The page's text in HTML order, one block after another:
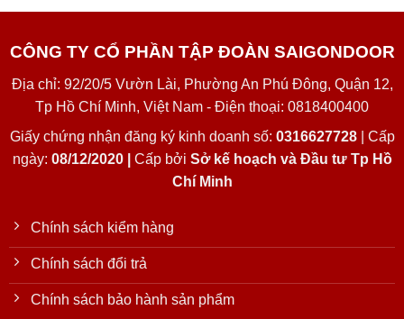
CÔNG TY CỔ PHẦN TẬP ĐOÀN SAIGONDOOR
Địa chỉ: 92/20/5 Vườn Lài, Phường An Phú Đông, Quận 12,
Tp Hồ Chí Minh, Việt Nam - Điện thoại: 0818400400
Giấy chứng nhận đăng ký kinh doanh số: 0316627728| Cấp
ngày: 08/12/2020 | Cấp bởi Sở kế hoạch và Đầu tư Tp Hồ
Chí Minh
Chính sách kiểm hàng
Chính sách đổi trả
Chính sách bảo hành sản phẩm